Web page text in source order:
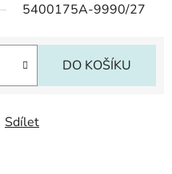
5400175A-9990/27
DO KOŠÍKU
Sdílet